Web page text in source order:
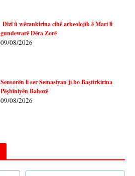
Dizî û wêrankirina cihê arkeolojîk ê Mari li
gundewarê Dêra Zorê
09/08/2026
Sensorên li ser Semasiyan ji bo Baştirkirina
Pêşbîniyên Bahozê
09/08/2026